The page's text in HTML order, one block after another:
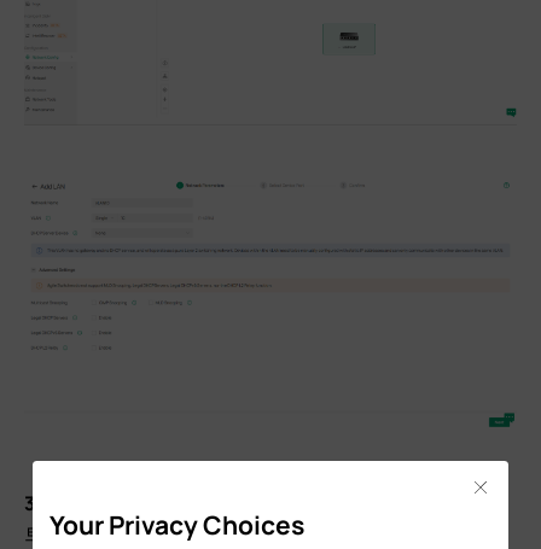
3단계.
트를 선택합니다. 라우터 업링크는 선택 해제된 상태로 둡
Your Privacy Choices
Close